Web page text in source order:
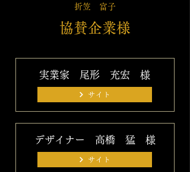
折笠 富子
協賛企業様
実業家 尾形 充宏 様
サイト
デザイナー 高橋 猛 様
サイト